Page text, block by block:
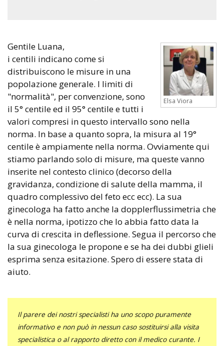
Elsa Viora
Gentile Luana,
i centili indicano come si
distribuiscono le misure in una
popolazione generale. I limiti di
"normalità", per convenzione, sono
il 5° centile ed il 95° centile e tutti i
valori compresi in questo intervallo sono nella
norma. In base a quanto sopra, la misura al 19°
centile è ampiamente nella norma. Ovviamente qui
stiamo parlando solo di misure, ma queste vanno
inserite nel contesto clinico (decorso della
gravidanza, condizione di salute della mamma, il
quadro complessivo del feto ecc ecc). La sua
ginecologa ha fatto anche la dopplerflussimetria che
è nella norma, ipotizzo che lo abbia fatto data la
curva di crescita in deflessione. Segua il percorso che
la sua ginecologa le propone e se ha dei dubbi glieli
esprima senza esitazione. Spero di essere stata di
aiuto.
Il parere dei nostri specialisti ha uno scopo puramente
informativo e non può in nessun caso sostituirsi alla visita
specialistica o al rapporto diretto con il medico curante. I